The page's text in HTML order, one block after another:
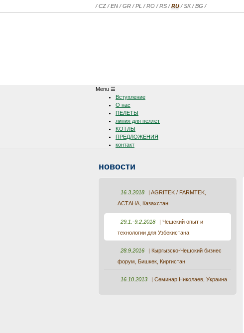
/CZ /EN /GR /PL /RO /RS /RU /SK/BG /
Menu ☰
Вступление
О нас
ПЕЛЕТЫ
линия для пеллет
KOTЛЫ
ПРЕДЛОЖЕНИЯ
контакт
новости
16.3.2018
| AGRITEK / FARMTEK,
АСТАНА, Казахстан
29.1.-9.2.2018
| Чешский опыт и
технологии для Узбекистана
28.9.2016
| Кыргызско-Чешский бизнес
форум, Бишкек, Киргистан
16.10.2013 | Cеминар Николаев, Украина